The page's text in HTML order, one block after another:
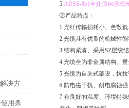
决方
用条
5.ADSS-8b1全介质自承式
②产品特点：
1.光纤传输损耗小、色散
2.光缆具有优良的机械性
3.结构紧凑、采用SZ层绞
4.光缆全为非金属结构、
5.光缆为自乘式架设，抗
6.防电磁干扰、耐电腐蚀
7.有良好的温度、环境特